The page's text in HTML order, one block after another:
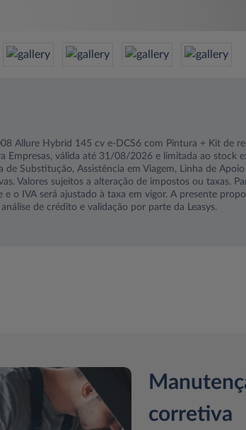
Allure Hybrid 145 cv e-DCS6 com Pintura + Kit de
Empresas, válida até 31/08/2026 e limitada ao stock
de Substitução, Assistência em Viagem, Linha de
Valores sujeitos a alteração de impostos ou taxas.
o IVA será ajustado à taxa em vigor. A presente
de crédito e validação por parte da Leasys.
corretiva